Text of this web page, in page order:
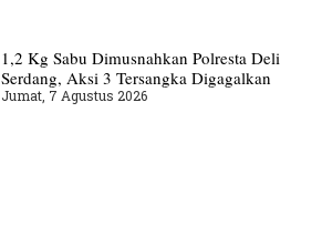
1,2 Kg Sabu Dimusnahkan Polresta Deli
Serdang, Aksi 3 Tersangka Digagalkan
Jumat, 7 Agustus 2026